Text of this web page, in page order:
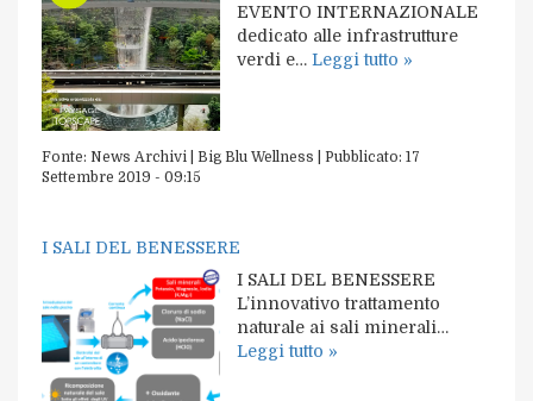
EVENTO INTERNAZIONALE
dedicato alle infrastrutture
verdi e… Leggi tutto »
Fonte: News Archivi | Big Blu Wellness Pubblicato: 17
Settembre 2019 - 09:15
I SALI DEL BENESSERE
I SALI DEL BENESSERE
L’innovativo trattamento
naturale ai sali minerali…
Leggi tutto »